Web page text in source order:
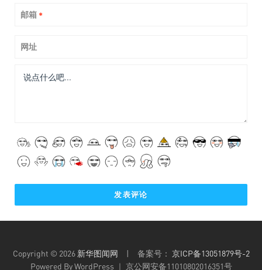
邮箱 *
网址
Copyright © 2026 新华图闻网 | 备案号： 京ICP备13051879号-2
Powered By WordPress ｜ 京公网安备11010802016351号